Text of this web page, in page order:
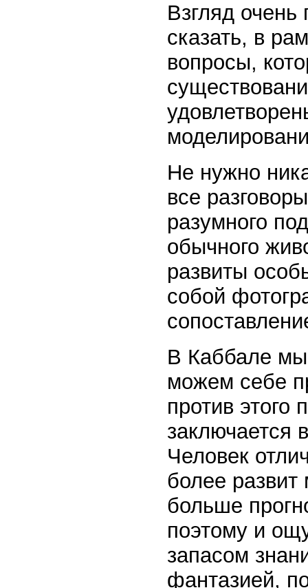
Взгляд
сказать, в
вопросы,
Не нужно
все
разумного
обычного
развиты
собой
В Каббале мы
можем себе
против
заключается
Человек
более развит
больше
поэтому и
запасом
фантазией,